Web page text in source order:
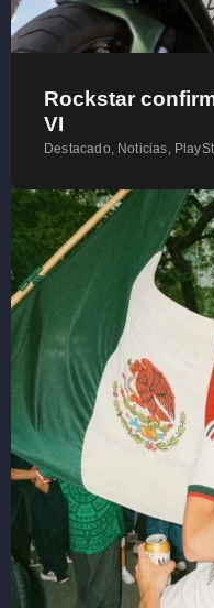
Rockstar
VI
Destacado, Noticias,